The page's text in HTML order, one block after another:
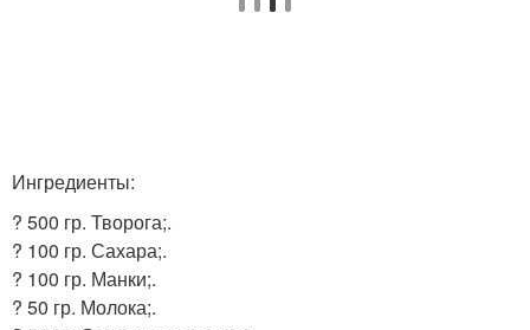
Ингредиенты:
? 500 гр. Творога;.
? 100 гр. Сахара;.
? 100 гр. Манки;.
? 50 гр. Молока;.